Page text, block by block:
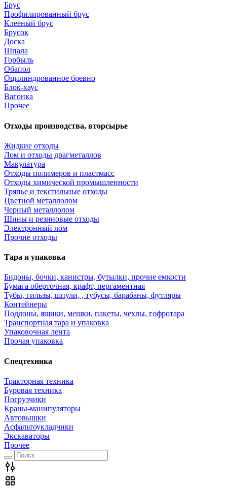
Брус
Профилированный брус
Клееный брус
Брусок
Доска
Шпала
Горбыль
Обапол
Оцилиндрованное бревно
Блок-хаус
Вагонка
Прочее
Отходы производства, вторсырье
Жидкие отходы
Лом и отходы драгметаллов
Макулатура
Отходы полимеров и пластмасс
Отходы химической промышленности
Тряпье и текстильные отходы
Цветной металлолом
Черный металлолом
Шины и резиновые отходы
Электронный лом
Прочие отходы
Тара и упаковка
Бидоны, бочки, канистры, бутылки, прочие емкости
Бумага оберточная, крафт, пергаментная
Тубы, гильзы, шпули, , тубусы, барабаны, футляры
Контейнеры
Поддоны, ящики, мешки, пакеты, чехлы, гофротара
Транспортная тара и упаковка
Упаковочная лента
Прочая упаковка
Спецтехника
Тракторная техника
Буровая техника
Погрузчики
Краны-манипуляторы
Автовышки
Асфальтоукладчики
Экскаваторы
Прочее